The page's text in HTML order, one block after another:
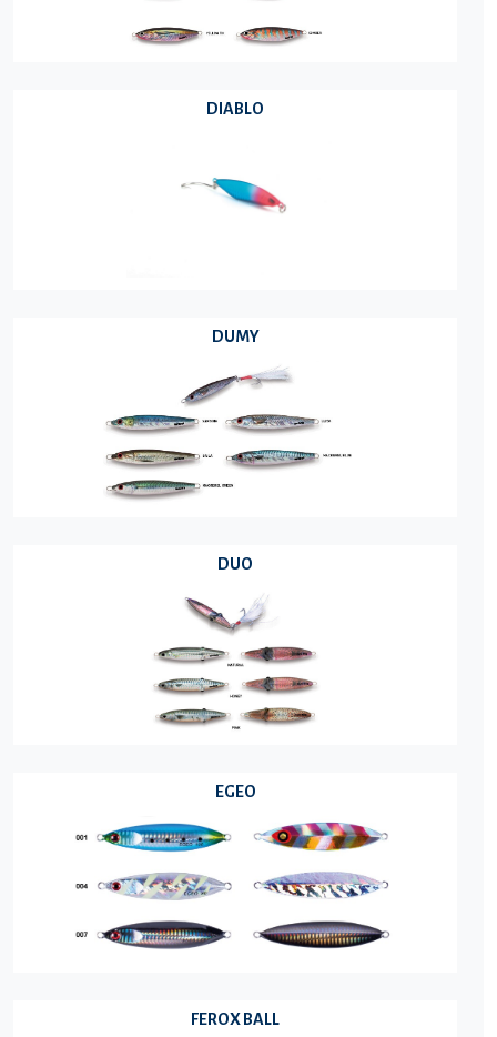
DIABLO
DUMY
DUO
EGEO
FEROX BALL